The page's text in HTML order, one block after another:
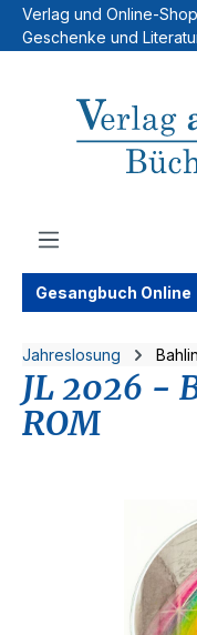
Zum Hauptinhalt
Verlag und Online-
Geschenke und
Gesangbuch Online
Jahreslosung
JL 2026 -
ROM
Bildergalerie